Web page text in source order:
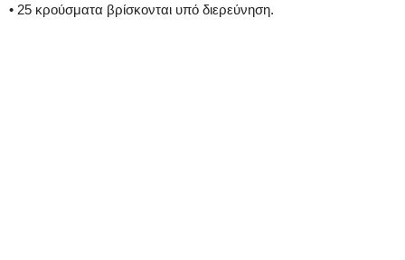
• 25 κρούσματα βρίσκονται υπό διερεύνηση.